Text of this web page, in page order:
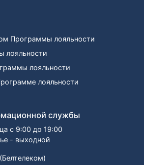
Программы лояльности
лояльности
лояльности
лояльности
службы
с 9:00 до 19:00
- выходной